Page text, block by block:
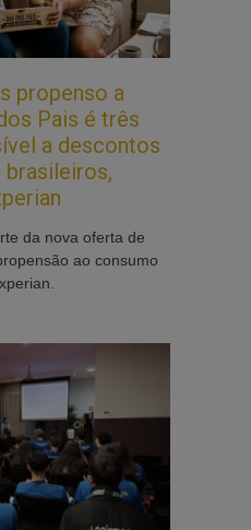
propenso a
Pais é três
a descontos
brasileiros,
da nova oferta de
ao consumo